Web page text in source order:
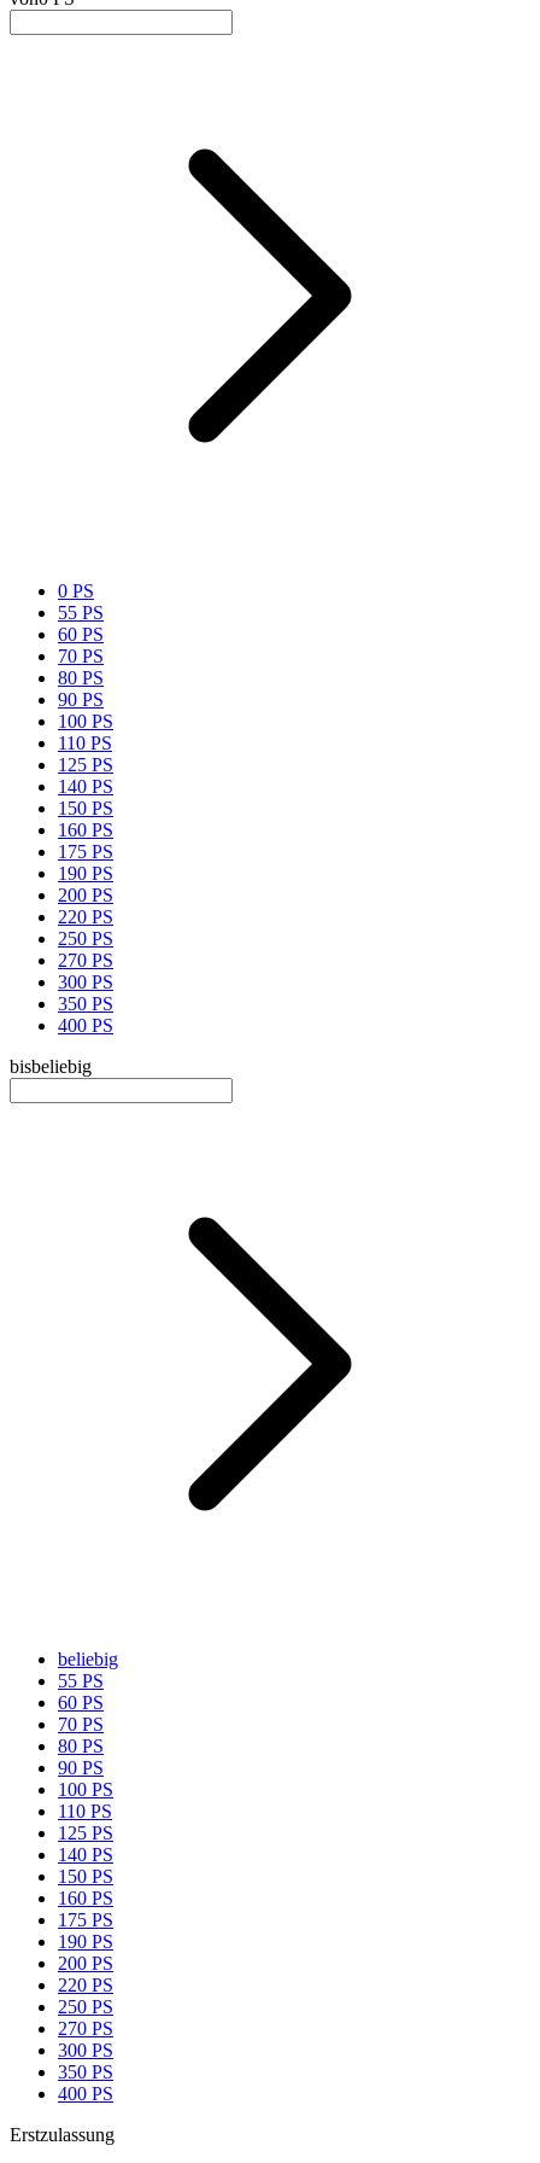
0 PS
55 PS
60 PS
70 PS
80 PS
90 PS
100 PS
110 PS
125 PS
140 PS
150 PS
160 PS
175 PS
190 PS
200 PS
220 PS
250 PS
270 PS
300 PS
350 PS
400 PS
bisbeliebig
beliebig
55 PS
60 PS
70 PS
80 PS
90 PS
100 PS
110 PS
125 PS
140 PS
150 PS
160 PS
175 PS
190 PS
200 PS
220 PS
250 PS
270 PS
300 PS
350 PS
400 PS
Erstzulassung